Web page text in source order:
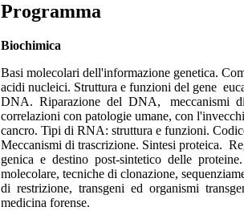
Programma
Biochimica
Basi molecolari dell'informazione genetica.
acidi nucleici. Struttura e funzioni del gene
DNA. Riparazione del DNA, meccanismi
correlazioni con patologie umane, con
cancro. Tipi di RNA: struttura e funzioni.
Meccanismi di trascrizione. Sintesi proteica.
genica e destino post-sintetico delle
molecolare, tecniche di clonazione,
di restrizione, transgeni ed organismi
medicina forense.